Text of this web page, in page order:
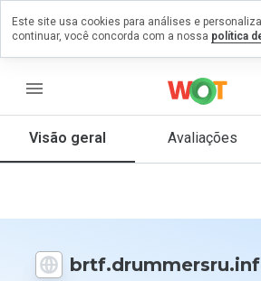
menu
Visão geral Avaliações
em
De 1
nota
daria
Este site usa cookies para análises e
continuar, você concorda com a nossa política